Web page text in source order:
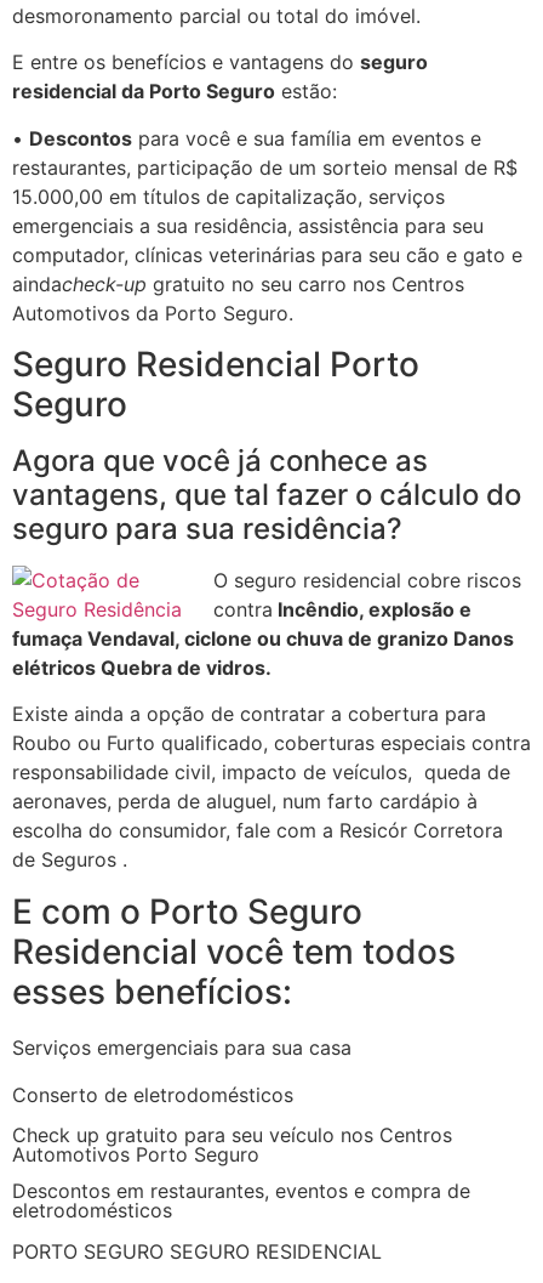
desmoronamento parcial ou total do imóvel.
E entre os benefícios e vantagens do seguro
residencial da Porto Seguro estão:
• Descontos para você e sua família em eventos e
restaurantes, participação de um sorteio mensal de R$
15.000,00 em títulos de capitalização, serviços
emergenciais a sua residência, assistência para seu
computador, clínicas veterinárias para seu cão e gato e
aindacheck-up gratuito no seu carro nos Centros
Automotivos da Porto Seguro.
Seguro Residencial Porto
Seguro
Agora que você já conhece as
vantagens, que tal fazer o cálculo do
seguro para sua residência?
O seguro residencial cobre riscos
contra Incêndio, explosão e
fumaça Vendaval, ciclone ou chuva de granizo Danos
elétricos Quebra de vidros.
Existe ainda a opção de contratar a cobertura para
Roubo ou Furto qualificado, coberturas especiais contra
responsabilidade civil, impacto de veículos, queda de
aeronaves, perda de aluguel, num farto cardápio à
escolha do consumidor, fale com a Resicór Corretora
de Seguros .
E com o Porto Seguro
Residencial você tem todos
esses benefícios:
Serviços emergenciais para sua casa
Conserto de eletrodomésticos
Check up gratuito para seu veículo nos Centros
Automotivos Porto Seguro
Descontos em restaurantes, eventos e compra de
eletrodomésticos
PORTO SEGURO SEGURO RESIDENCIAL